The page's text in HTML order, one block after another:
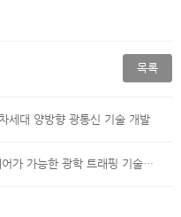
목록
세대 양방향 광통신 기술 개발
이상신 교수님, 포집 입자 수 제어가 가능한 광학 트래핑 기술 개발